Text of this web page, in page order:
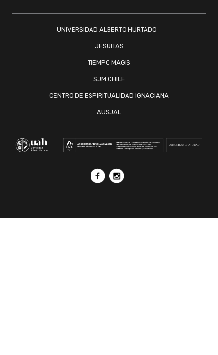
UNIVERSIDAD ALBERTO HURTADO
JESUITAS
TIEMPO MAGIS
SJM CHILE
CENTRO DE ESPIRITUALIDAD IGNACIANA
AUSJAL